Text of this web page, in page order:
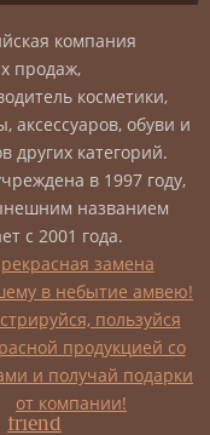
Друзья
admin
23.12.2013
14.08.2014
Сила
и
Красота
компания
продаж,
косметики,
аксессуаров, обуви и
других категорий.
в 1997 году,
названием
с 2001 года.
замена
в небытие амвею!
пользуйся
продукцией со
и получай подарки
от компании!